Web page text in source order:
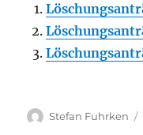
Author
Stefan Fuhrken